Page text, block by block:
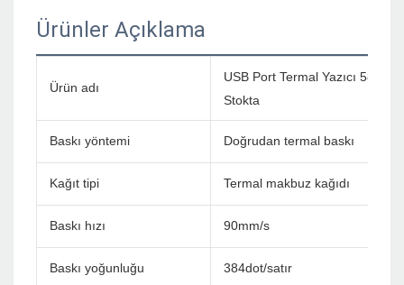
Ürünler Açıklama
Ürün adı
USB Port Termal Yazıcı 58mm
Stokta
Baskı yöntemi Doğrudan termal baskı
Kağıt tipi Termal makbuz kağıdı
Baskı hızı 90mm/s
Baskı yoğunluğu 384dot/satır